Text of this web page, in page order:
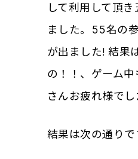
して利用して頂
ました。55名の
が出ました! 結果
の！！、ゲーム
さんお疲れ様でし
結果は次の通りで